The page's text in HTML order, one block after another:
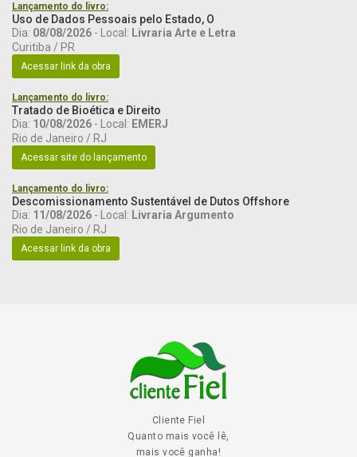
Lançamento do livro:
Uso de Dados Pessoais pelo Estado, O
Dia: 08/08/2026 - Local: Livraria Arte e Letra
Curitiba / PR
Acessar link da obra
Lançamento do livro:
Tratado de Bioética e Direito
Dia: 10/08/2026 - Local: EMERJ
Rio de Janeiro / RJ
Acessar site do lançamento
Lançamento do livro:
Descomissionamento Sustentável de Dutos Offshore
Dia: 11/08/2026 - Local: Livraria Argumento
Rio de Janeiro / RJ
Acessar link da obra
Cliente Fiel
Quanto mais você lê,
mais você ganha!